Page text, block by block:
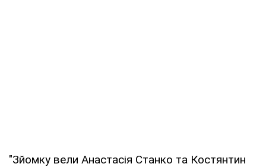
"Зйомку вели Анастасія Станко та Костянтин